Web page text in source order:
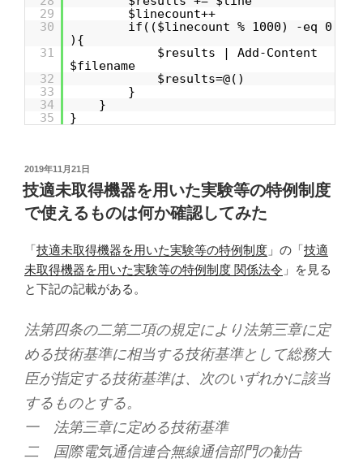
29
$linecount++
30
if(($linecount % 1000) -eq 0
){
31
$results | Add-Content
$filename
32
$results=@()
33
}
34
}
35
}
投
稿
日:
2019年11月21日
技適未取得機器を用いた実験等の特例制度
で使えるものは何か確認してみた
「技適未取得機器を用いた実験等の特例制度 」の「技適
未取得機器を用いた実験等の特例制度 関係法令 」を見る
と下記の記載がある。
法第四条の二第二項の規定により法第三章に定
める技術基準に相当する技術基準として総務大
臣が指定する技術基準は、次のいずれかに該当
するものとする。
一 法第三章に定める技術基準
二 国際電気通信連合無線通信部門の勧告